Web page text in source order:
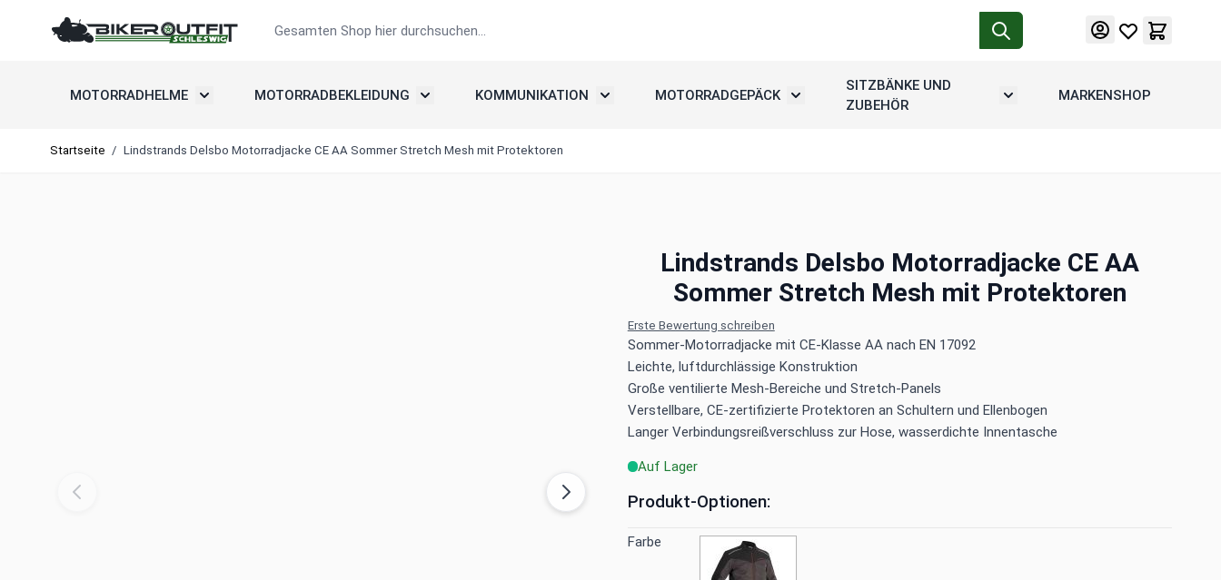
MOTORRADHELME
Untermenü umschalten: Motorradhelme
MOTORRADBEKLEIDUNG
Untermenü umschalten: Motorradbekleidung
KOMMUNIKATION
Untermenü umschalten: Kommunikation
MOTORRADGEPÄCK
Untermenü umschalten: Motorradgepäck
SITZBÄNKE UND
ZUBEHÖR
Untermenü umschalten: Sitzbänke
MARKENSHOP
Startseite / Lindstrands Delsbo Motorradjacke CE AA Sommer Stretch Mesh mit Protektoren
Lindstrands Delsbo Motorradjacke CE AA
Sommer Stretch Mesh mit Protektoren
Erste Bewertung schreiben
Sommer-Motorradjacke mit CE-Klasse AA nach EN 17092
Leichte, luftdurchlässige Konstruktion
Große ventilierte Mesh-Bereiche und Stretch-Panels
Verstellbare, CE-zertifizierte Protektoren an Schultern und Ellenbogen
Langer Verbindungsreißverschluss zur Hose, wasserdichte Innentasche
Auf Lager
Produkt-Optionen:
Farbe